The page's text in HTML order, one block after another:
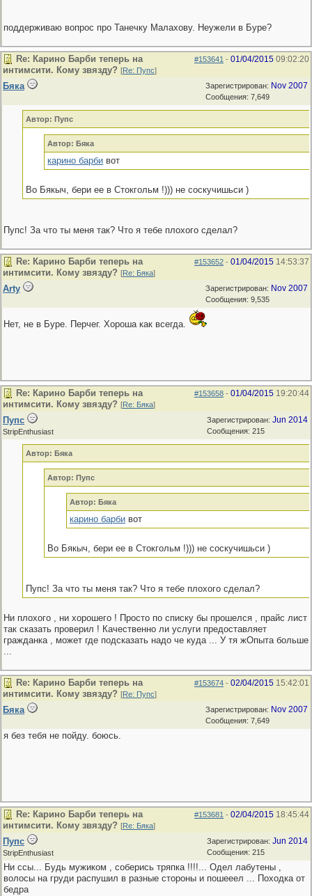
поддерживаю вопрос про Танечку Малахову. Неужели в Буре?
#153641 - 01/04/2015 09:02:20
Re: Карино Барби теперь на
интимсити. Кому звязду? [Re: Пупс]
Зарегистрирован: Nov 2007
Сообщения: 7,649
Бяка
Автор: Пупс
Автор: Бяка
карино барби вот
Во Бякыч, бери ее в Стокгольм !))) не соскучишьси )
Пупс! За что ты меня так? Что я тебе плохого сделал?
#153652 - 01/04/2015 14:53:37
Re: Карино Барби теперь на
интимсити. Кому звязду? [Re: Бяка]
Зарегистрирован: Nov 2007
Сообщения: 9,535
Arty
Нет, не в Буре. Перчег. Хороша как всегда.
#153658 - 01/04/2015 19:20:44
Re: Карино Барби теперь на
интимсити. Кому звязду? [Re: Бяка]
Зарегистрирован: Jun 2014
Сообщения: 215
Пупс
StripEnthusiast
Автор: Бяка
Автор: Пупс
Автор: Бяка
карино барбивот
Во Бякыч, бери ее в Стокгольм !))) не соскучишьси )
Пупс! За что ты меня так? Что я тебе плохого сделал?
Ни плохого , ни хорошего ! Просто по списку бы прошелся , прайс лист
так сказать проверил ! Качественно ли услуги предоставляет
гражданка , может где подсказать надо че куда ... У тя жОпыта больше
...
#153674 - 02/04/2015 15:42:01
Re: Карино Барби теперь на
интимсити. Кому звязду? [Re: Пупс]
Зарегистрирован: Nov 2007
Сообщения: 7,649
Бяка
я без тебя не пойду. боюсь.
#153681 - 02/04/2015 18:45:44
Re: Карино Барби теперь на
интимсити. Кому звязду? [Re: Бяка]
Зарегистрирован: Jun 2014
Сообщения: 215
Пупс
StripEnthusiast
Ни ссы... Будь мужиком , соберись тряпка !!!!... Одел лабутены ,
волосы на груди распушил в разные стороны и пошееел ... Походка от
бедра